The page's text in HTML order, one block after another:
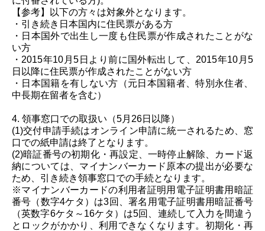
【参考】以下の方々は対象外となります。
・引き続き日本国内に住民票がある方
・ 日本国外で出生し一度も住民票が作成されたことがな
い方
・ 2015年10月5日より前に国外転出して、2015年10月5
日以降に住民票が作成されたことがない方
・日本国籍を有しない方（元日本国籍者、特別永住者、
中長期在留者を含む）
4. 領事窓口での取扱い（5月26日以降）
(1)交付申請手続はオンライン申請に統一されるため、窓
口での紙申請は終了となります。
(2)暗証番号の初期化・再設定、一時停止解除、カード返
納については、 マイナンバーカード原本の提出が必要な
ため、 引き続き領事窓口での手続となります。
※マイナンバーカードの利用者証明用電子証明書用暗証
番号（数字4ケタ）は3回、署名用電子証明書用暗証番号
（英数字6ケタ～16ケタ）は5回、連続して入力を間違う
とロックがかかり、利用できなくなります。 初期化・再